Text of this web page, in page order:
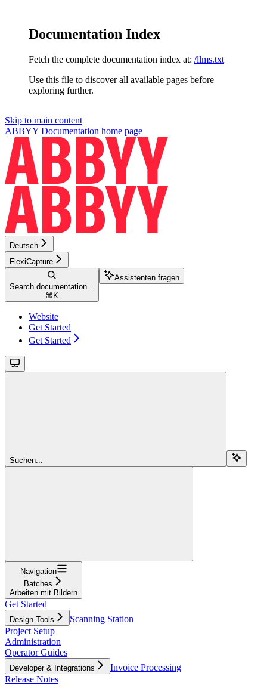
Documentation Index
Fetch the complete documentation index at: /llms.txt
Use this file to discover all available pages before
exploring further.
Skip to main content
ABBYY Documentation home page
Deutsch
FlexiCapture
Search documentation...
⌘ K
Assistenten fragen
Website
Get Started
Get Started
Suchen...
Navigation
Batches
Arbeiten mit Bildern
Get Started
Design Tools
Scanning Station
Project Setup
Administration
Operator Guides
Developer & Integrations
Invoice Processing
Release Notes